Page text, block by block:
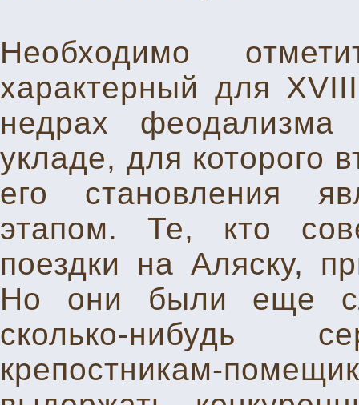
Необходимо
характерный для
недрах феодализма
укладе, для которого
его становления
этапом. Те, кто
поездки на Аляску,
Но они были еще
сколько-нибудь
крепостникам-